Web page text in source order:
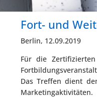
Fort- und
Berlin, 12.09.2019
Für die
Das Treffen dient